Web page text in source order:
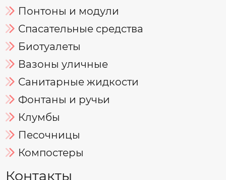
Понтоны и модули
Спасательные средства
Биотуалеты
Вазоны уличные
Санитарные жидкости
Фонтаны и ручьи
Клумбы
Песочницы
Компостеры
Контакты